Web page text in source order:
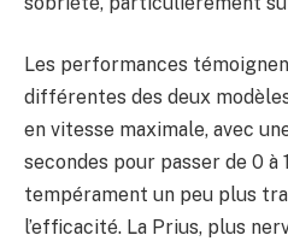
Les performances
différentes des deux
en vitesse maximale, avec
secondes pour passer de 0
tempérament un peu plus
l’efficacité. La Prius, plus